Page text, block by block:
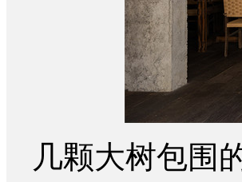
几颗大树包围